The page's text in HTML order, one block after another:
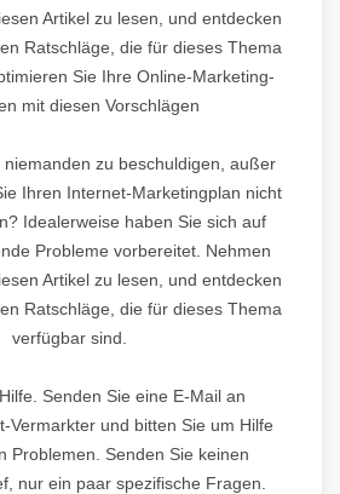
Artikel zu lesen, und entdecken
Ratschläge, die für dieses Thema
Sie Ihre Online-Marketing-
mit diesen Vorschlägen
niemanden zu beschuldigen, außer
Ihren Internet-Marketingplan nicht
Idealerweise haben Sie sich auf
Probleme vorbereitet. Nehmen
Artikel zu lesen, und entdecken
Ratschläge, die für dieses Thema
verfügbar sind.
Senden Sie eine E-Mail an
Vermarkter und bitten Sie um Hilfe
Problemen. Senden Sie keinen
nur ein paar spezifische Fragen.